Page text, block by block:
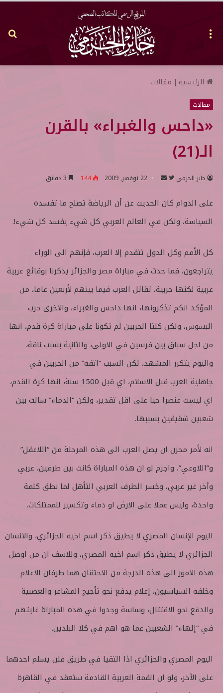
الرئيسية | مقالات
مقالات
«داحس والغبراء» بالقرن
الـ(21)
جابر الحرمي
ت
ب
ع
ى
و
ي
ر
س
ب
ي
ا
ك
ت
و
ا
22 نوفمبر, 2009 144
على الدوام كان الحديث عن أن الرياضة تصلح ما تفسده
السياسة، ولكن في العالم العربي كل شيء يفسد كل شيء!.
كل الأمم وكل الدول تتقدم إلا العرب، فإنهم الى الوراء
يتراجعون، فما حدث في مباراة مصر والجزائر يذكرنا بوقائع عربية
عربية لكنها حربية، تقاتل العرب فيما بينهم لأربعين عاما، من
المؤكد انكم تذكرونها، انها داحس والغبراء، والاخرى حرب
البسوس، ولكن كلتا الحربين لم تكونا على مباراة كرة قدم، انها
من اجل سباق بين فرسين في الاولى، والثانية بسبب ناقة،
واليوم يتكرر المشهد، لكن السبب “اتفه” من الحربين في
جاهلية العرب قبل الاسلام، اي قبل 1500 سنة، انها كرة القدم،
اي ليست عنصرا حيا على اقل تقدير، ولكن “الدماء” سالت بين
شعبين شقيقين بسببها.
انه لأمر محزن ان يصل العرب الى هذه المرحلة من “اللاعقل”
و”اللاوعي”، واجزم لو ان هذه المباراة كانت بين طرفين، عربي
وآخر غير عربي، وخسر الطرف العربي التأهل لما نطق كلمة
واحدة، وليس عملا على الارض او دماء وتكسير للممتلكات.
اليوم الإنسان المصري لا يطيق ذكر اسم اخيه الجزائري، والانسان
الجزائري لا يطيق ذكر اسم اخيه المصري، وللاسف ان من اوصل
هذه الامور الى هذه الدرجة من الاحتقان هما طرفان الاعلام
وخلفه السياسيون، إعلام يدفع نحو تأجيج المشاعر والعصبية
والدفع نحو الاقتتال، وساسة وجدوا في هذه المباراة غايتهم
في “إلهاء” الشعبين عما هو اهم في كلا البلدين.
اليوم المصري والجزائري اذا التقيا في طريق فلن يسلم احدهما
على الآخر، ولو ان القمة العربية القادمة ستعقد في القاهرة